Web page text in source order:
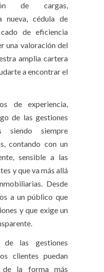
de cargas,
nueva, cédula de
de eficiencia
una valoración del
amplia cartera
a encontrar el
de experiencia,
de las gestiones
siendo siempre
contando con un
sensible a las
y que va más allá
Desde
a un público que
y que exige un
de las gestiones
clientes puedan
de la forma más